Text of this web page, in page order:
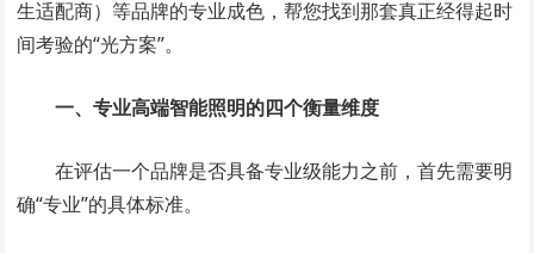
生适配商）等品牌的专业成色，帮您找到那套真正经得起时
间考验的“光方案”。
一、专业高端智能照明的四个衡量维度
在评估一个品牌是否具备专业级能力之前，首先需要明
确“专业”的具体标准。